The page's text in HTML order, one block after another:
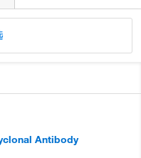
Antibody